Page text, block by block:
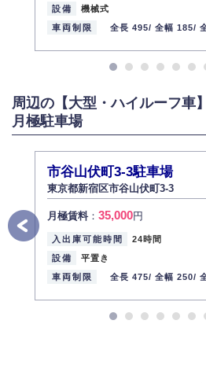
設備
機械式
車両制限
全長 495/ 全幅 185/
周辺の【大型・ハイルーフ車】
月極駐車場
市谷山伏町3-3駐車場
東京都新宿区市谷山伏町3-3
月極賃料： 35,000円
入出庫可能時間
24時間
設備
平置き
車両制限
全長 475/ 全幅 250/